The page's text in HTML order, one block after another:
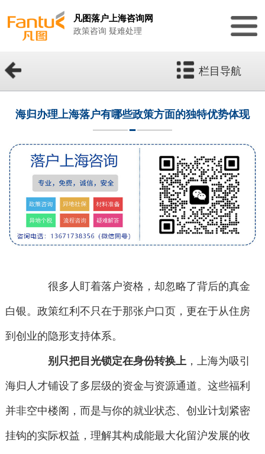
凡图落户上海咨询网
政策咨询 疑难处理
栏目导航
海归办理上海落户有哪些政策方面的独特优势体现
很多人盯着落户资格，却忽略了背后的真金
白银。政策红利不只在于那张户口页，更在于从住房
到创业的隐形支持体系。
别只把目光锁定在身份转换上 ，上海为吸引
海归人才铺设了多层级的资金与资源通道。这些福利
并非空中楼阁，而是与你的就业状态、创业计划紧密
挂钩的实际权益，理解其构成能最大化留沪发展的收